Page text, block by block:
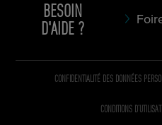
BESOIN
D'AIDE ?
CONFIDENTIALITÉ DES DONNÉES
CONDITIONS